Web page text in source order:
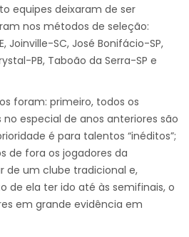
equipes deixaram de ser
nos métodos de seleção:
Joinville-SC, José Bonifácio-SP,
PB, Taboão da Serra-SP e
foram: primeiro, todos os
especial de anos anteriores são
é para talentos “inéditos”;
de fora os jogadores da
de um clube tradicional e,
de ela ter ido até às semifinais, o
em grande evidência em